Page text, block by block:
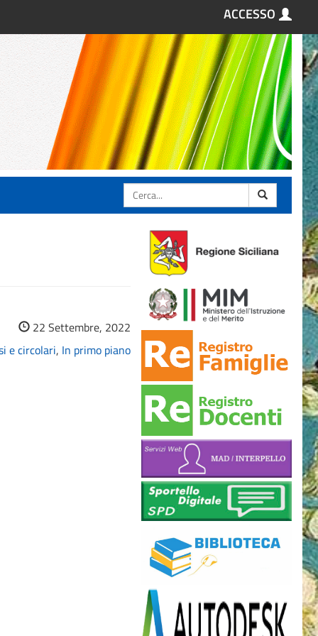
ACCESSO
Cerca
22 Settembre, 2022
e circolari, In primo piano